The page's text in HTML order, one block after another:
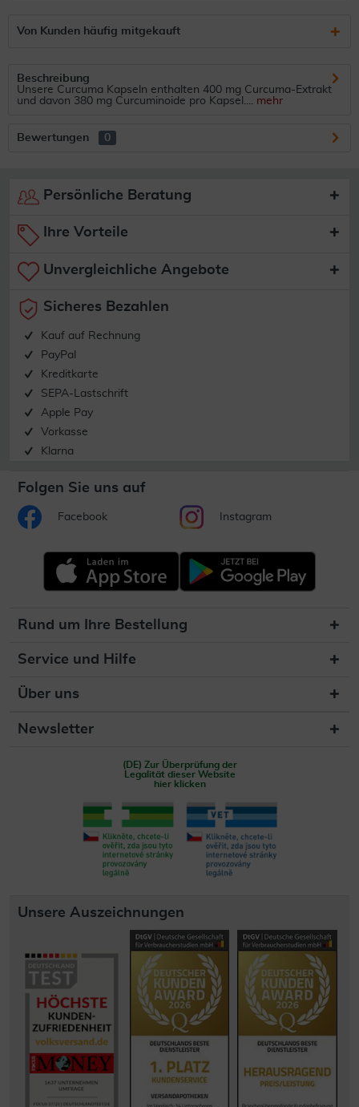
Von Kunden häufig mitgekauft
Beschreibung
Unsere Curcuma Kapseln enthalten 400 mg Curcuma-Extrakt
und davon 380 mg Curcuminoide pro Kapsel.... mehr
Bewertungen 0
Persönliche Beratung
Ihre Vorteile
Unvergleichliche Angebote
Sicheres Bezahlen
Kauf auf Rechnung
PayPal
Kreditkarte
SEPA-Lastschrift
Apple Pay
Vorkasse
Klarna
Folgen Sie uns auf
Facebook Instagram
Rund um Ihre Bestellung
Service und Hilfe
Über uns
Newsletter
(DE) Zur Überprüfung der
Legalität dieser Website
hier klicken
Unsere Auszeichnungen